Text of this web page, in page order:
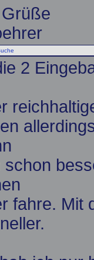
2
schon
fahre. Mit